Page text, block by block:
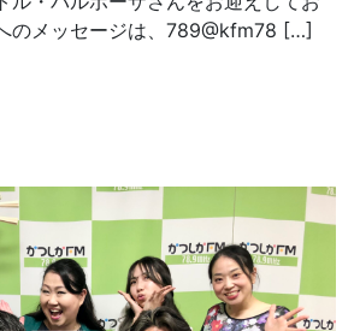
のメッセージは、789@kfm78 […]